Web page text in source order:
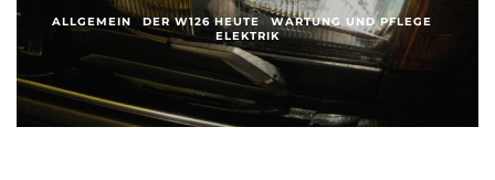
ALLGEMEIN DER W126 HEUTE
WARTUNG UND PFLEGE
ELEKTRIK